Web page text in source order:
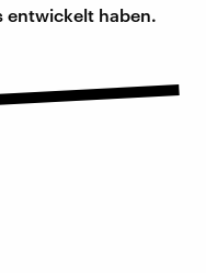
entwickelt haben.